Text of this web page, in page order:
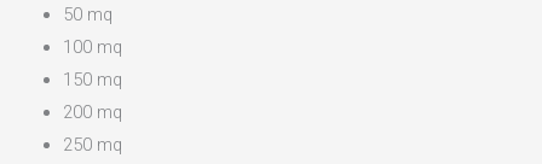
50 mq
100 mq
150 mq
200 mq
250 mq